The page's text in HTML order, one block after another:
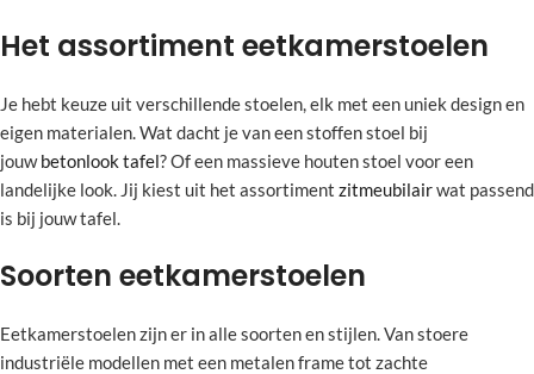
Het assortiment eetkamerstoelen
Je hebt keuze uit verschillende stoelen, elk met een uniek design en
eigen materialen. Wat dacht je van een stoffen stoel bij
jouwbetonlook tafel? Of een massieve houten stoel voor een
landelijke look. Jij kiest uit het assortiment zitmeubilairwat passend
is bij jouw tafel.
Soorten eetkamerstoelen
Eetkamerstoelen zijn er in alle soorten en stijlen. Van stoere
industriële modellen met een metalen frame tot zachte